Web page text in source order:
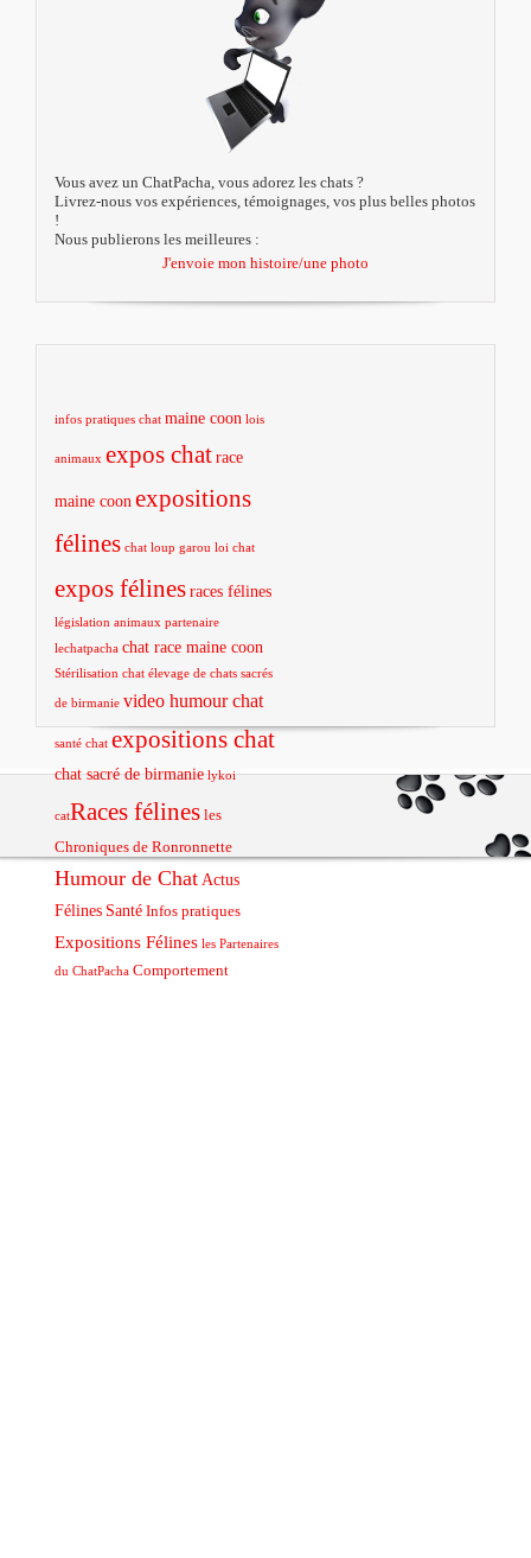
Vous avez un ChatPacha, vous adorez les chats ?
Livrez-nous vos expériences, témoignages, vos plus belles photos
!
Nous publierons les meilleures :
J'envoie mon histoire/une photo
infos pratiques chat maine coon lois
animaux expos chat race
maine coon expositions
félines chat loup garou loi chat
expos félines races félines
législation animaux partenaire
lechatpacha chat race maine coon
Stérilisation chat élevage de chats sacrés
de birmanie video humour chat
santé chat expositions chat
chat sacré de birmanie lykoi
catRaces félines les
Chroniques de Ronronnette
Humour de Chat Actus
Félines Santé Infos pratiques
Expositions Félines les Partenaires
du ChatPacha Comportement